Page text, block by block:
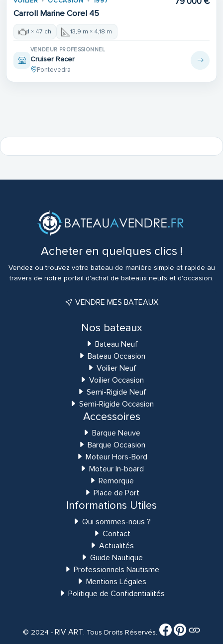
Carroll Marine Corel 45
1 × 47 ch 13,9 m × 4,18 m
VENDEUR PROFESSIONNEL
Cruiser Racer
Pontevedra
Acheter en quelques clics !
Vendez ou trouvez votre bateau de manière simple et rapide au
travers de notre portail d'achat de bateaux neufs et d'occasion.
VENDRE MES BATEAUX
Nos bateaux
Bateau Neuf
Bateau Occasion
Voilier Neuf
Voilier Occasion
Semi-Rigide Neuf
Semi-Rigide Occasion
Accessoires
Barque Neuve
Barque Occasion
Moteur Hors-Bord
Moteur In-board
Remorque
Place de Port
Informations Utiles
Qui sommes-nous ?
Contact
Actualités
Guide Nautique
Professionnels Nautisme
Mentions Légales
Politique de Confidentialités
© 2024 -RIV ART. Tous Droits Réservés.